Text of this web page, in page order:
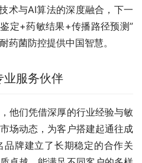
术与AI算法的深度融合，下一
定+药敏结果+传播路径预测”
药菌防控提供中国智慧。
业服务伙伴
他们凭借深厚的行业经验与敏
场动态，为客户搭建起通往成
牌建立了长期稳定的合作关